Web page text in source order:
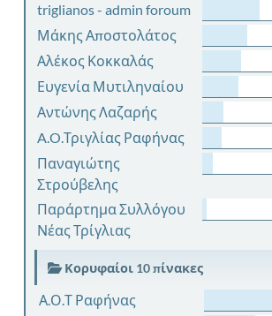
triglianos - admin foroum
Μάκης Αποστολάτος
Αλέκος Κοκκαλάς
Ευγενία Μυτιληναίου
Αντώνης Λαζαρής
A.O.Τριγλίας Ραφήνας
Παναγιώτης
Στρούβελης
Παράρτημα Συλλόγου
Νέας Τρίγλιας
Κορυφαίοι 10 πίνακες
Α.Ο.Τ Ραφήνας